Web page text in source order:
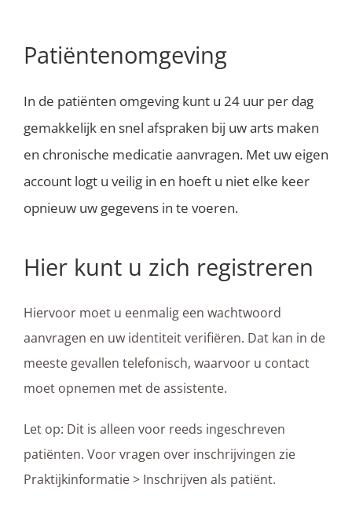
Patiëntenomgeving
In de patiënten omgeving kunt u 24 uur per dag
gemakkelijk en snel afspraken bij uw arts maken
en chronische medicatie aanvragen. Met uw eigen
account logt u veilig in en hoeft u niet elke keer
opnieuw uw gegevens in te voeren.
Hier kunt u zich registreren
Hiervoor moet u eenmalig een wachtwoord
aanvragen en uw identiteit verifiëren. Dat kan in de
meeste gevallen telefonisch, waarvoor u contact
moet opnemen met de assistente.
Let op: Dit is alleen voor reeds ingeschreven
patiënten. Voor vragen over inschrijvingen zie
Praktijkinformatie > Inschrijven als patiënt.